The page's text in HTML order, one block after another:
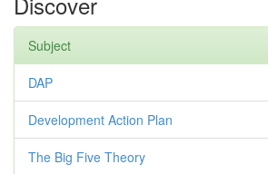
Subject
DAP
Development Action Plan
The Big Five Theory